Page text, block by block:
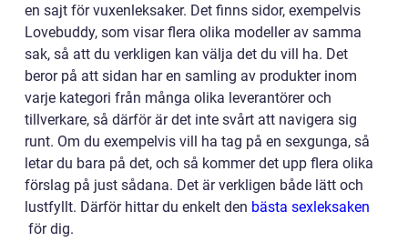
en sajt för vuxenleksaker. Det finns sidor, exempelvis
Lovebuddy, som visar flera olika modeller av samma
sak, så att du verkligen kan välja det du vill ha. Det
beror på att sidan har en samling av produkter inom
varje kategori från många olika leverantörer och
tillverkare, så därför är det inte svårt att navigera sig
runt. Om du exempelvis vill ha tag på en sexgunga, så
letar du bara på det, och så kommer det upp flera olika
förslag på just sådana. Det är verkligen både lätt och
lustfyllt. Därför hittar du enkelt den bästa sexleksaken
för dig.